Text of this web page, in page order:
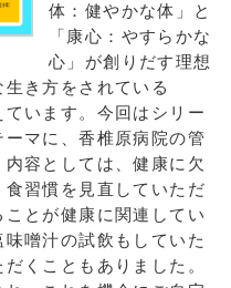
体：健やかな体」と
「康心：やすらかな
心」が創りだす理想
き方をされている
います。今回はシリー
マに、香椎原病院の管
容としては、健康に欠
習慣を見直していただ
とが健康に関連してい
噌汁の試飲もしていた
くこともありました。